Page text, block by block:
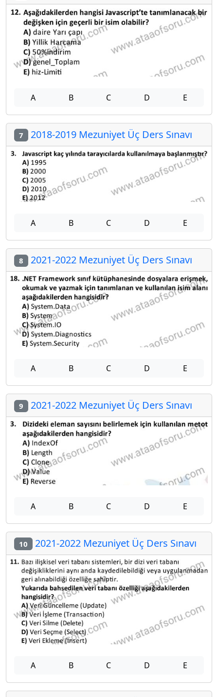
A B C D E
7 2018-2019 Mezuniyet Üç Ders Sınavı
A B C D E
8 2021-2022 Mezuniyet Üç Ders Sınavı
A B C D E
9 2021-2022 Mezuniyet Üç Ders Sınavı
A B C D E
10 2021-2022 Mezuniyet Üç Ders Sınavı
A B C D E